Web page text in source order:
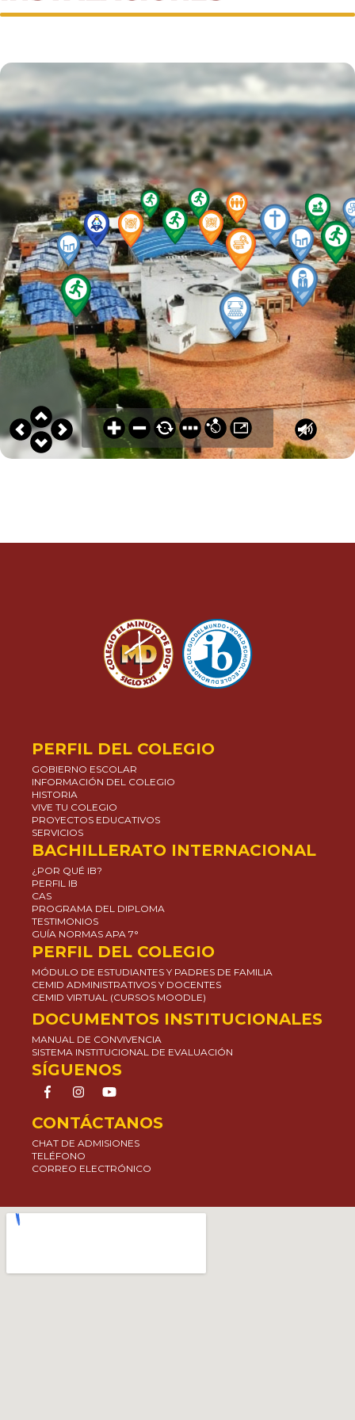
PERFIL DEL COLEGIO
GOBIERNO ESCOLAR
INFORMACIÓN DEL COLEGIO
HISTORIA
VIVE TU COLEGIO
PROYECTOS EDUCATIVOS
SERVICIOS
BACHILLERATO INTERNACIONAL
¿POR QUÉ IB?
PERFIL IB
CAS
PROGRAMA DEL DIPLOMA
TESTIMONIOS
GUÍA NORMAS APA 7°
PERFIL DEL COLEGIO
MÓDULO DE ESTUDIANTES Y PADRES DE FAMILIA
CEMID ADMINISTRATIVOS Y DOCENTES
CEMID VIRTUAL (CURSOS MOODLE)
DOCUMENTOS INSTITUCIONALES
MANUAL DE CONVIVENCIA
SISTEMA INSTITUCIONAL DE EVALUACIÓN
SÍGUENOS
CONTÁCTANOS
CHAT DE ADMISIONES
TELÉFONO
CORREO ELECTRÓNICO